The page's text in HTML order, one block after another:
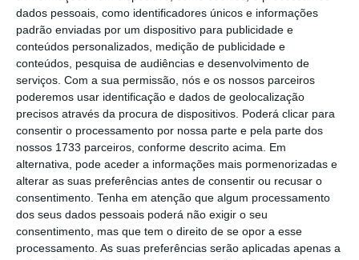
dados pessoais, como identificadores únicos e informações
padrão enviadas por um dispositivo para publicidade e
conteúdos personalizados, medição de publicidade e
conteúdos, pesquisa de audiências e desenvolvimento de
serviços. Com a sua permissão, nós e os nossos parceiros
poderemos usar identificação e dados de geolocalização
precisos através da procura de dispositivos. Poderá clicar para
consentir o processamento por nossa parte e pela parte dos
nossos 1733 parceiros, conforme descrito acima. Em
alternativa, pode aceder a informações mais pormenorizadas e
alterar as suas preferências antes de consentir ou recusar o
consentimento. Tenha em atenção que algum processamento
dos seus dados pessoais poderá não exigir o seu
consentimento, mas que tem o direito de se opor a esse
processamento. As suas preferências serão aplicadas apenas a
plataforma Truth Social, que enviará 5.000
militares para a Polónia.
“O compromisso dos Estados Unidos com a
Aliança Atlântica é um compromisso firme”,
garantiu Rangel, em declarações à Lusa.
“Muito mais importante que o número de
pessoas é o tipo de capacidades que são
disponibilizadas. (…) Pode haver muitas vezes
a substituição de pessoas por um novo tipo de
capacidades”, disse.